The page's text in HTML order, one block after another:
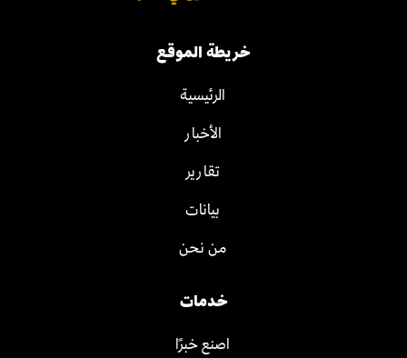
خريطة الموقع
الرئيسية
الأخبار
تقارير
بيانات
من نحن
خدمات
اصنع خبرًا